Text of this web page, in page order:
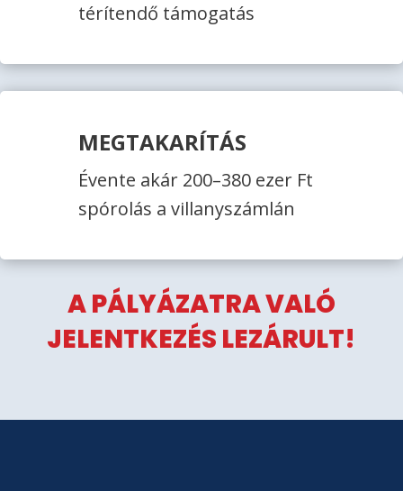
térítendő támogatás
MEGTAKARÍTÁS
Évente akár 200–380 ezer Ft
spórolás a villanyszámlán
A PÁLYÁZATRA VALÓ
JELENTKEZÉS LEZÁRULT!